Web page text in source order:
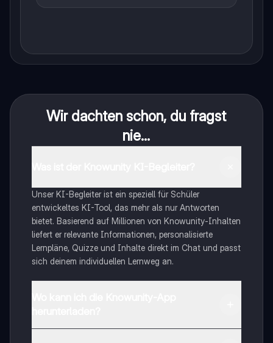
Wir dachten schon, du fragst
nie...
Unser KI-Begleiter ist ein speziell für Schüler
entwickeltes KI-Tool, das mehr als nur Antworten
bietet. Basierend auf Millionen von Knowunity-Inhalten
liefert er relevante Informationen, personalisierte
Lernpläne, Quizze und Inhalte direkt im Chat und passt
sich deinem individuellen Lernweg an.